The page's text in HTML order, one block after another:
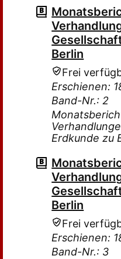
Berlin
Frei
Erschienen:
Band-Nr.: 2
Erdkunde zu
Berlin
Frei
Erschienen:
Band-Nr.: 3